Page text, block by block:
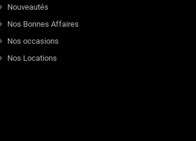
Nouveautés
Nos Bonnes Affaires
Nos occasions
Nos Locations